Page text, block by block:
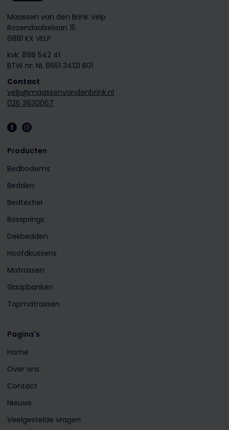
Maassen van den Brink Velp
Rozendaalselaan 15
6881 KX VELP
kvk: 898 542 41
BTW nr: NL 8651 34121 B01
Contact
velp@maassenvandenbrink.nl
026 3630067
Producten
Bedbodems
Bedden
Bedtextiel
Boxsprings
Dekbedden
Hoofdkussens
Matrassen
Slaapbanken
Topmatrassen
Pagina's
Home
Over ons
Contact
Nieuws
Veelgestelde vragen